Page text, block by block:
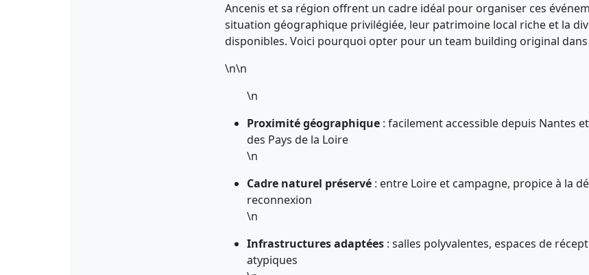
Ancenis et sa région offrent un cadre idéal pour organiser ces
situation géographique privilégiée, leur patrimoine local riche et la
disponibles. Voici pourquoi opter pour un team building original dans
\n\n
\n
Proximité géographique : facilement accessible depuis Nantes
des Pays de la Loire
\n
Cadre naturel préservé : entre Loire et campagne, propice à la
reconnexion
\n
Infrastructures adaptées : salles polyvalentes, espaces de
atypiques